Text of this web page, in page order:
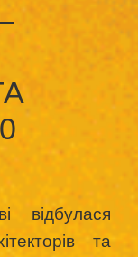
відбулася
та